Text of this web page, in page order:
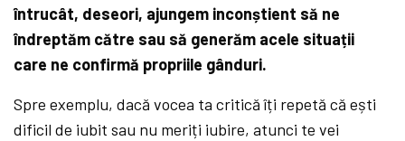
întrucât, deseori, ajungem inconștient să ne
îndreptăm către sau să generăm acele situații
care ne confirmă propriile gânduri.
Spre exemplu, dacă vocea ta critică îți repetă că ești
dificil de iubit sau nu meriți iubire, atunci te vei